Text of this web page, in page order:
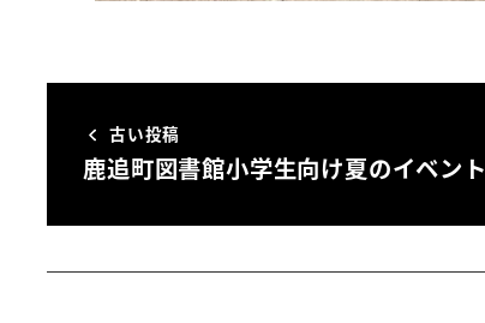
古い投稿
鹿追町図書館小学生向け夏のイベント